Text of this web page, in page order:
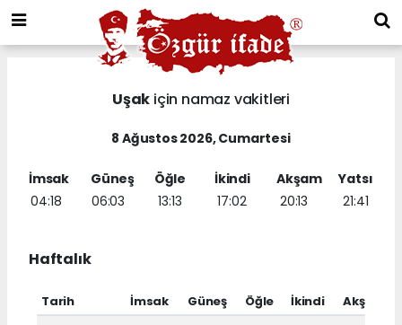
Uşak için namaz vakitleri
8 Ağustos 2026, Cumartesi
İmsak
04:18
Güneş
06:03
Öğle
13:13
İkindi
17:02
Akşam
20:13
Yatsı
21:41
Haftalık
Tarih İmsak Güneş Öğle İkindi Akşam